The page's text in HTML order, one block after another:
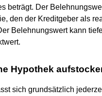
beträgt. Der
den der Kreditgeber als
Belehnungswert kann
Hypothek
sich grundsätzlich